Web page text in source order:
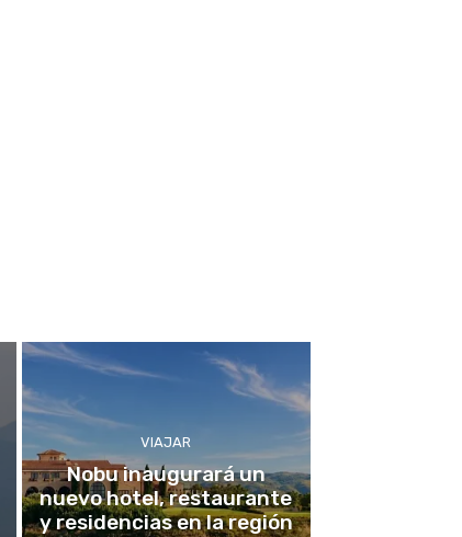
VIAJAR
Nobu inaugurará un
nuevo hotel, restaurante
y residencias en la región